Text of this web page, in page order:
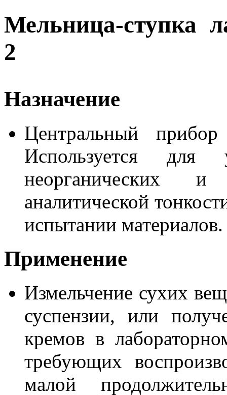
Мельница-ступка
2
Назначение
Центральный
Используется для
неорганических
аналитической
испытании материалов.
Применение
Измельчение сухих
суспензии, или
кремов в
требующих
малой